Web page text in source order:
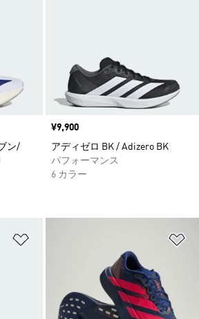
ン/
価格
¥9,900
アディゼロ BK / Adizero BK
パフォーマンス
6 カラー